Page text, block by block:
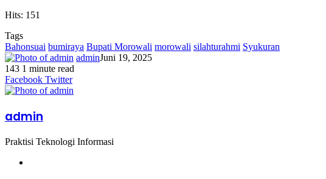
Hits: 151
Tags
Bahonsuai bumiraya Bupati Morowali morowali silahturahmi Syukuran
adminJuni 19, 2025
143 1 minute read
Facebook
Twitter
LinkedIn
WhatsApp
Share
via
Print
Facebook TwitterMessenger
Messenger
WhatsApp
Telegram
Share
via
Print
admin
Praktisi Teknologi Informasi